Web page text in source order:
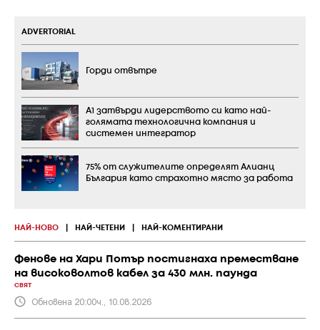
НАЙ-НОВО НАЙ-ЧЕТЕНИ НАЙ-КОМЕНТИРАНИ
Фенове на Хари Потър постигнаха преместване
на високоволтов кабел за 430 млн. паунда
СВЯТ
Обновена 20:00ч., 10.08.2026
ADVERTORIAL
Горди отвътре
А1 затвърди лидерството си като най-
голямата технологична компания и
системен интегратор
75% от служителите определят Алианц
България като страхотно място за работа